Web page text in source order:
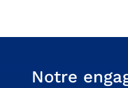
Notre